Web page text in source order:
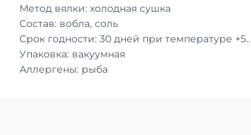
Метод вялки: холодная сушка
Состав: вобла, соль
Срок годности: 30 дней при температуре
Упаковка: вакуумная
Аллергены: рыба